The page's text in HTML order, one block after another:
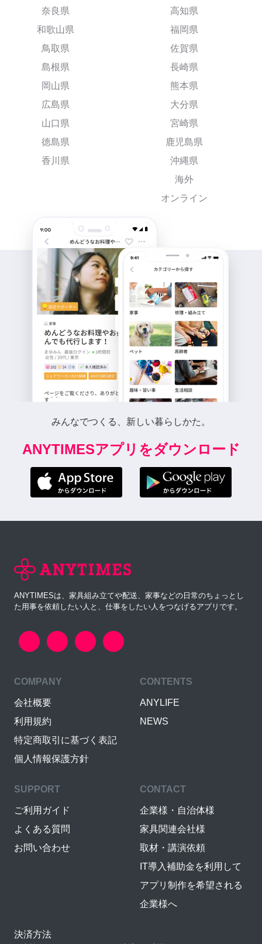
奈良県
和歌山県
鳥取県
島根県
岡山県
広島県
山口県
徳島県
香川県
高知県
福岡県
佐賀県
長崎県
熊本県
大分県
宮崎県
鹿児島県
沖縄県
海外
オンライン
みんなでつくる、新しい暮らしかた。
ANYTIMESアプリをダウンロード
ANYTIMESは、家具組み立てや配送、家事などの日常のちょっとし
た用事を依頼したい人と、仕事をしたい人をつなげるアプリです。
COMPANY
会社概要
利用規約
特定商取引に基づく表記
個人情報保護方針
CONTENTS
ANYLIFE
NEWS
SUPPORT
ご利用ガイド
よくある質問
お問い合わせ
CONTACT
企業様・自治体様
家具関連会社様
取材・講演依頼
IT導入補助金を利用して
アプリ制作を希望される
企業様へ
決済方法